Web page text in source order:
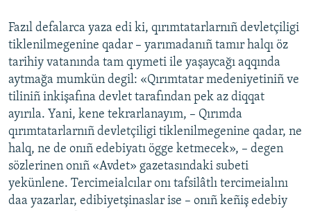
Fazıl defalarca yaza edi ki, qırımtatarlarnıñ devletçiligi
tiklenilmegenine qadar – yarımadanıñ tamır halqı öz
tarihiy vatanında tam qıymeti ile yaşaycağı aqqında
aytmağa mumkün degil: «Qırımtatar medeniyetiniñ ve
tiliniñ inkişafına devlet tarafından pek az diqqat
ayırıla. Yani, kene tekrarlanayım, – Qırımda
qırımtatarlarnıñ devletçiligi tiklenilmegenine qadar, ne
halq, ne de onıñ edebiyatı ögge ketmecek», – degen
sözlerinen onıñ «Avdet» gazetasındaki subeti
yekünlene. Tercimeialcılar onı tafsilâtlı tercimeialını
daa yazarlar, edibiyetşinaslar ise – onıñ keñiş edebiy